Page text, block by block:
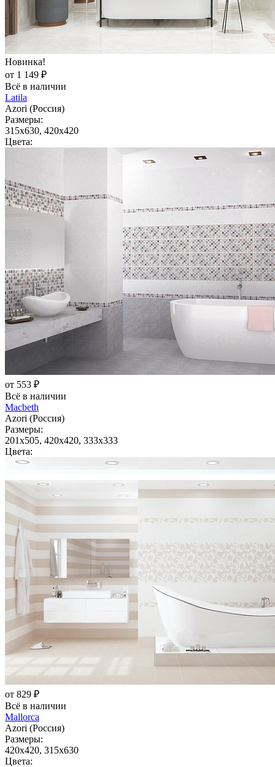
Новинка!
от 1 149 ₽
Всё в наличии
Latila
Azori (Россия)
Размеры:
315x630, 420x420
Цвета:
от 553 ₽
Всё в наличии
Macbeth
Azori (Россия)
Размеры:
201x505, 420x420, 333x333
Цвета:
от 829 ₽
Всё в наличии
Mallorca
Azori (Россия)
Размеры:
420x420, 315x630
Цвета: